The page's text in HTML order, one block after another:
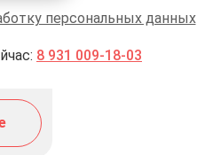
персональных данных
8 931 009-18-03